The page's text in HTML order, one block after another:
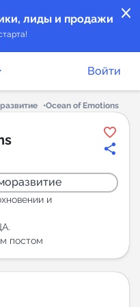
close
лиды и продажи
в Telegram
Войти
Ocean of Emotions
и
постом